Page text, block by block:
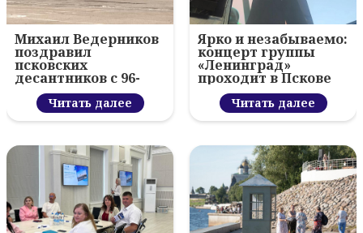
Михаил Ведерников
поздравил
псковских
десантников с 96-
летием ВДВ и
вручил награды
Читать далее
Ярко и незабываемо:
концерт группы
«Ленинград»
проходит в Пскове
Читать далее